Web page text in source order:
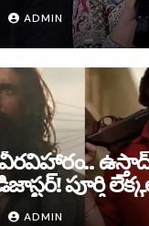
ADMIN
వీరవిహారం..
పూర్తి
ADMIN